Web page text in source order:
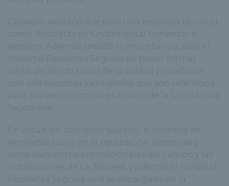
Cabezón destacó que para una empresa de salud
como Recoletas es fundamental fomentar el
deporte. Además, resaltó la importancia para el
Hospital Recoletas Segovia de poder formar
parte del tejido social de la ciudad y colaborar
con instituciones y entidades que son referencia
para sus vecinos como es el caso de la Gimnástica
Segoviana.
En virtud del convenio suscrito, el nombre de
Recoletas lucirá en la equipación deportiva y
otros elementos promocionales del campo y las
instalaciones de La Albuera, y además el Hospital
Recoletas Segovia será el encargado de la